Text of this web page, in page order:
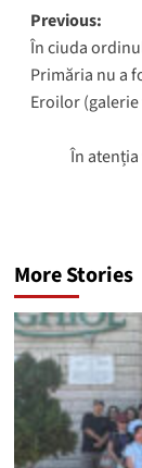
Post
Previous:
În ciuda
Primăria nu a
Eroilor
În
More Stories